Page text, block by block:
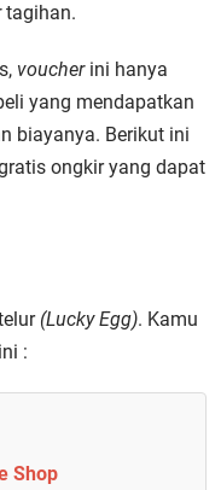
tagihan.
voucherini hanya
yang mendapatkan
biayanya. Berikut ini
ongkir yang dapat
(Lucky Egg). Kamu
:
Shop